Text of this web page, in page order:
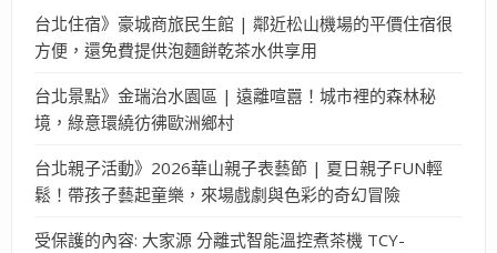
台北住宿》豪城商旅民生館 | 鄰近松山機場的平價住宿很
方便，還免費提供泡麵餅乾茶水供享用
台北景點》金瑞治水園區 | 遠離喧囂！城市裡的森林秘
境，綠意環繞彷彿歐洲鄉村
台北親子活動》2026華山親子表藝節 | 夏日親子FUN輕
鬆！帶孩子藝起童樂，來場戲劇與色彩的奇幻冒險
受保護的內容: 大家源 分離式智能溫控煮茶機 TCY-